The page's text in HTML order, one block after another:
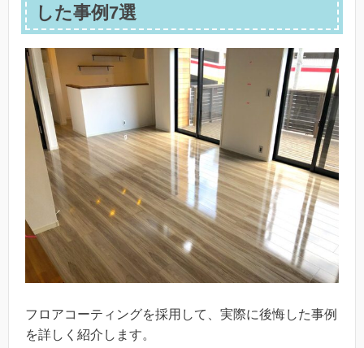
した事例7選
フロアコーティングを採用して、実際に後悔した事例
を詳しく紹介します。